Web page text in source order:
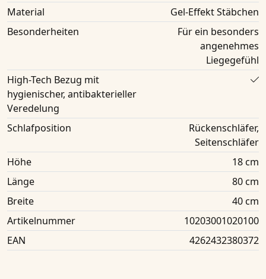
Material
Gel-Effekt Stäbchen
Besonderheiten
Für ein besonders
angenehmes
Liegegefühl
High-Tech Bezug mit
hygienischer, antibakterieller
Veredelung
Schlafposition
Rückenschläfer,
Seitenschläfer
Höhe
18 cm
Länge
80 cm
Breite
40 cm
Artikelnummer
10203001020100
EAN
4262432380372